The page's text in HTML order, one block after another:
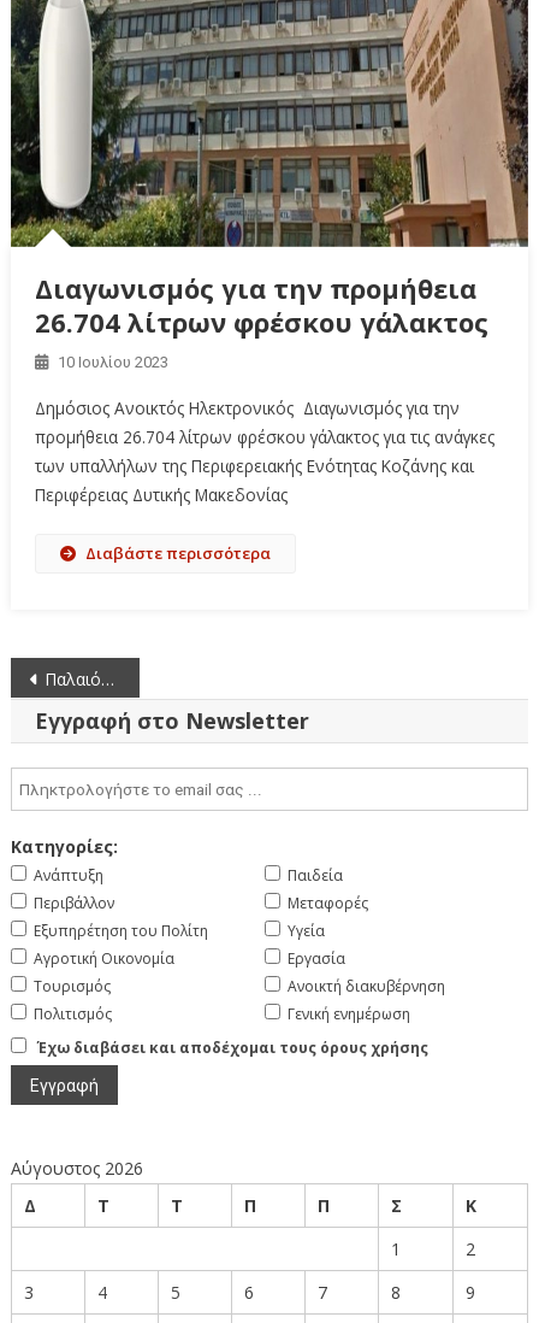
Διαγωνισμός για την προμήθεια
26.704 λίτρων φρέσκου γάλακτος
10 Ιουλίου 2023
Δημόσιος Ανοικτός Ηλεκτρονικός Διαγωνισμός για την
προμήθεια 26.704 λίτρων φρέσκου γάλακτος για τις ανάγκες
των υπαλλήλων της Περιφερειακής Ενότητας Κοζάνης και
Περιφέρειας Δυτικής Μακεδονίας
Διαβάστε περισσότερα
Πλοήγηση
άρθρων
Παλαιότερα άρθρα
Εγγραφή στο Newsletter
Κατηγορίες:
Ανάπτυξη
Περιβάλλον
Εξυπηρέτηση του Πολίτη
Αγροτική Οικονομία
Τουρισμός
Πολιτισμός
Παιδεία
Μεταφορές
Υγεία
Εργασία
Ανοικτή διακυβέρνηση
Γενική ενημέρωση
Έχω διαβάσει και αποδέχομαι τους όρους χρήσης
Αύγουστος 2026
Δ
Τ Τ Π Π Σ
Κ
1
2
3
4 5 6 7 8 9